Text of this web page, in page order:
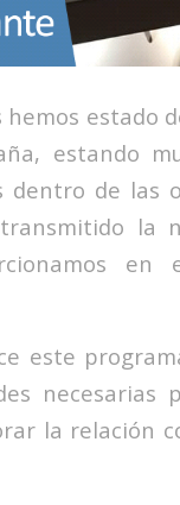
estado
estando
de las
la
este
la relación